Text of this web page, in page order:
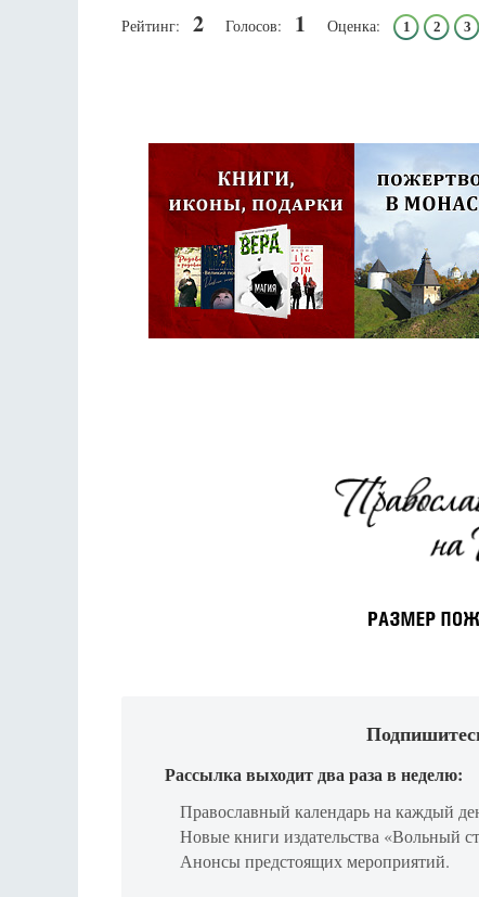
Рейтинг: 2 Голосов: 1 Оценка: 1 2 3
Рассылка выходит два раза в неделю:
Православный календарь на каждый
Новые книги издательства «Вольный
Анонсы предстоящих мероприятий.